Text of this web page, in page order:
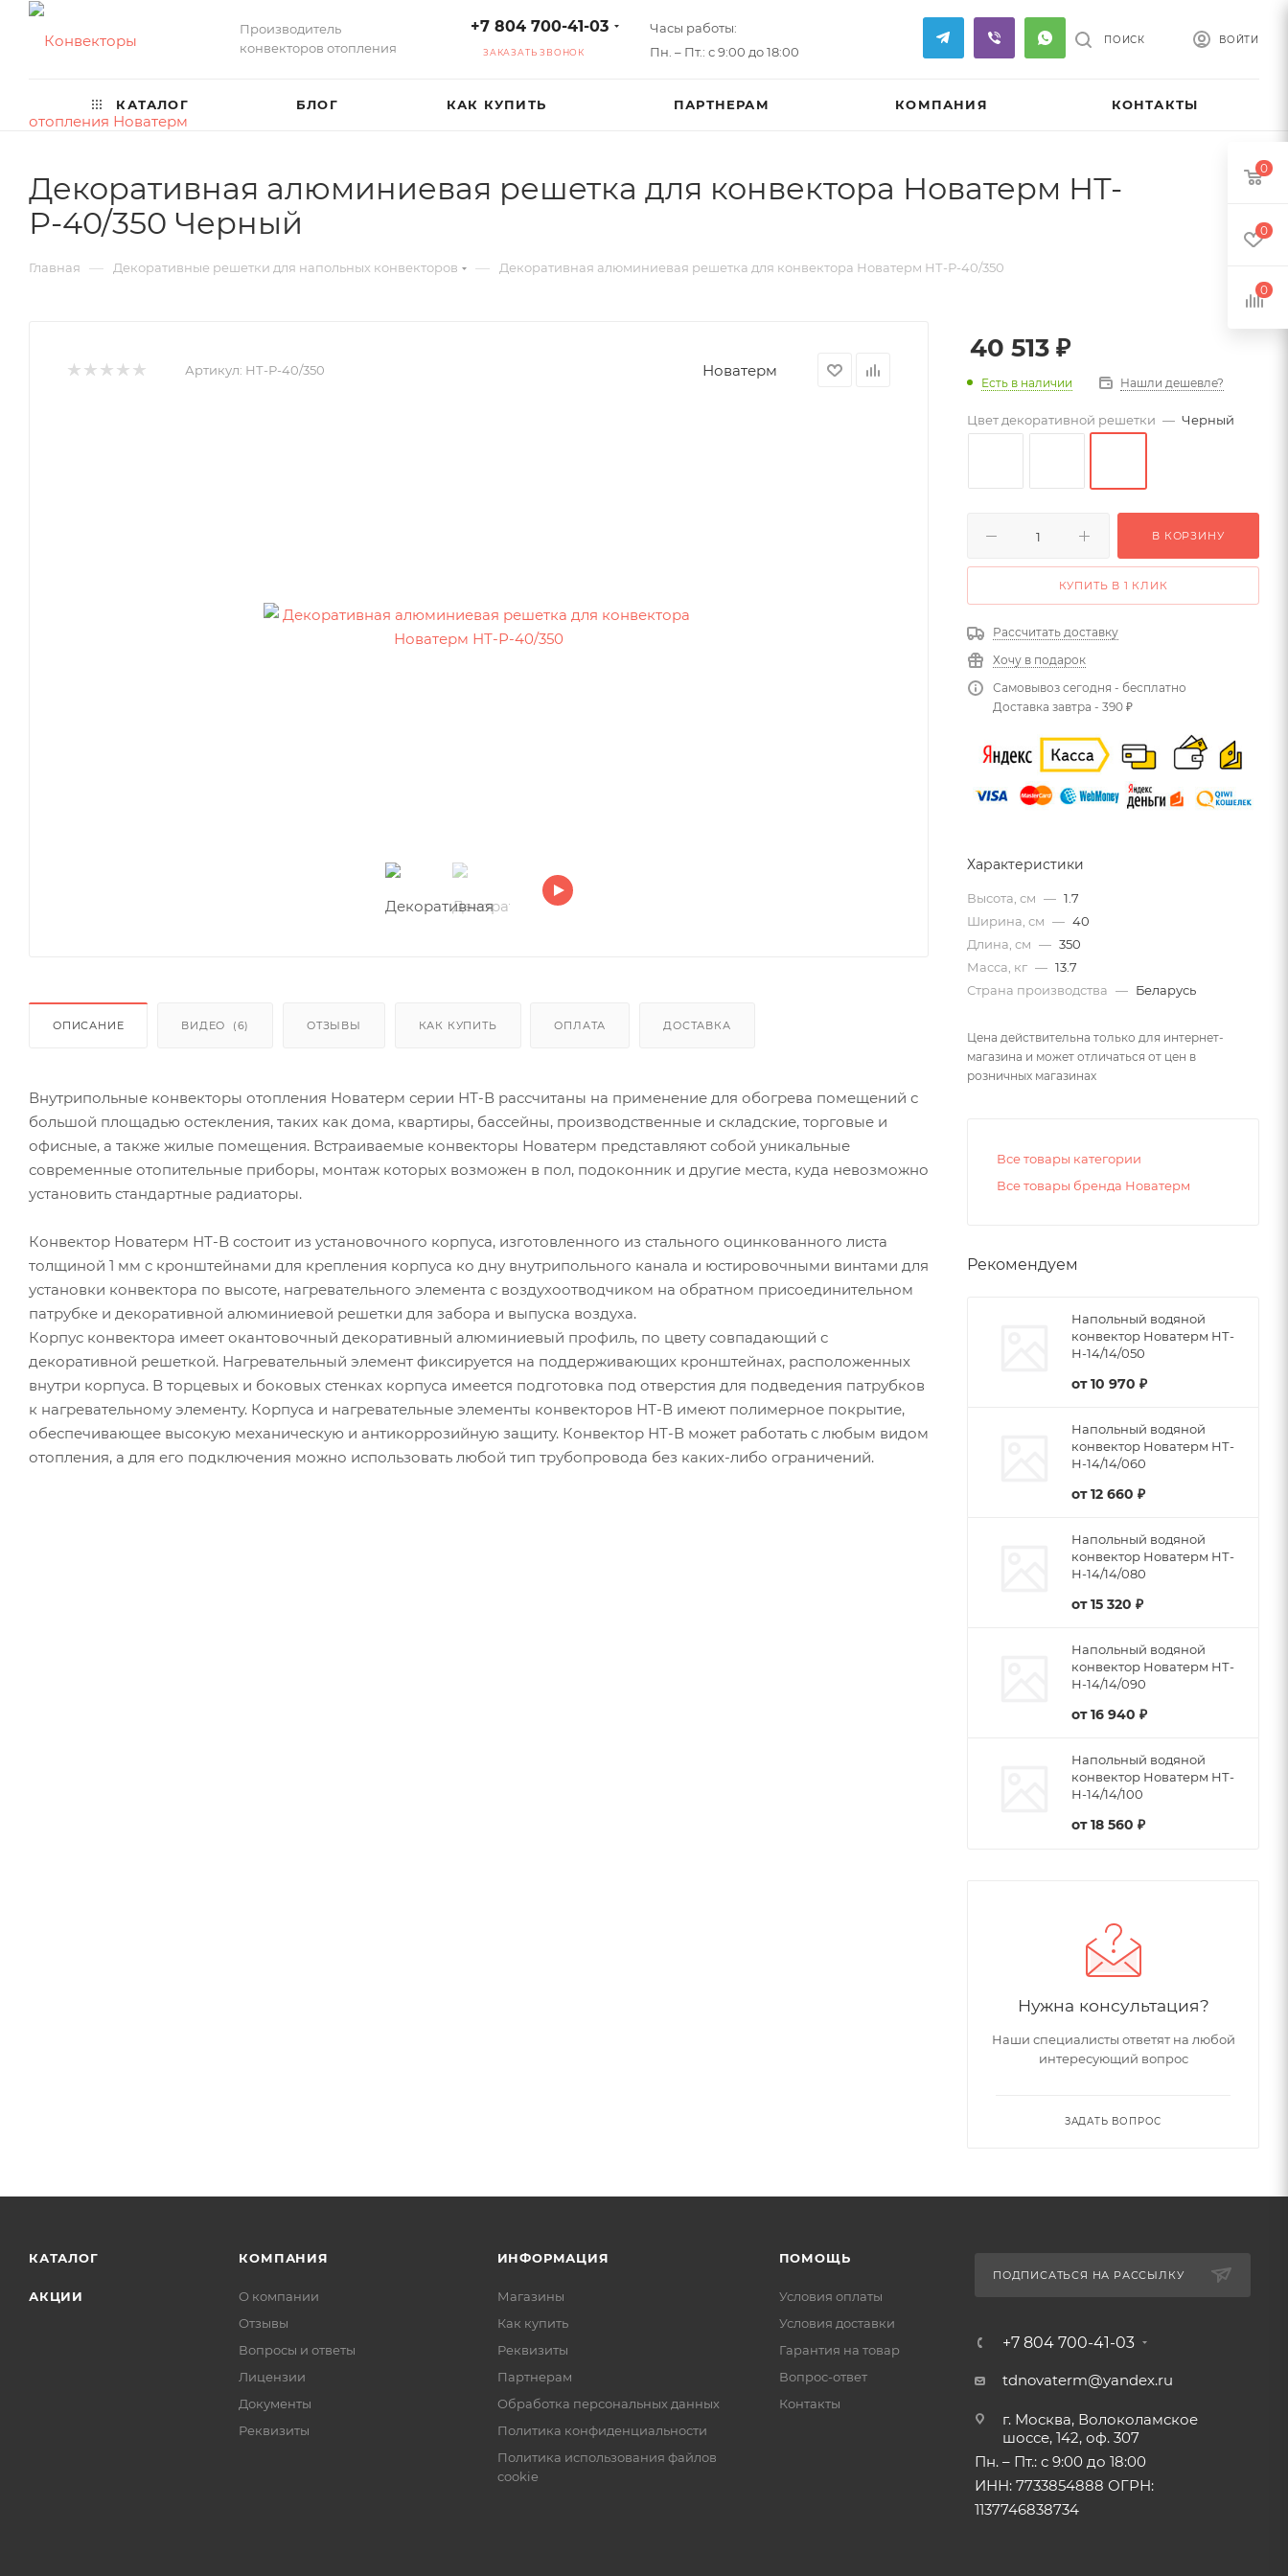
Производитель
конвекторов отопления
+7 804 700-41-03
ЗАКАЗАТЬ ЗВОНОК
Часы работы:
Пн. – Пт.: с 9:00 до 18:00
ВОЙТИ
ПОИСК
КАТАЛОГ БЛОГ КАК КУПИТЬ ПАРТНЕРАМ КОМПАНИЯ КОНТАКТЫ
Декоративная алюминиевая решетка для конвектора Новатерм НТ-
Р-40/350 Черный
Главная — Декоративные решетки для напольных конвекторов — Декоративная алюминиевая решетка для конвектора Новатерм НТ-Р-40/350
Артикул: НТ-Р-40/350 Новатерм
ОПИСАНИЕ ВИДЕО (6) ОТЗЫВЫ КАК КУПИТЬ ОПЛАТА ДОСТАВКА
Внутрипольные конвекторы отопления Новатерм серии НТ-В рассчитаны на применение для обогрева помещений с
большой площадью остекления, таких как дома, квартиры, бассейны, производственные и складские, торговые и
офисные, а также жилые помещения. Встраиваемые конвекторы Новатерм представляют собой уникальные
современные отопительные приборы, монтаж которых возможен в пол, подоконник и другие места, куда невозможно
установить стандартные радиаторы.
Конвектор Новатерм НТ-В состоит из установочного корпуса, изготовленного из стального оцинкованного листа
толщиной 1 мм с кронштейнами для крепления корпуса ко дну внутрипольного канала и юстировочными винтами для
установки конвектора по высоте, нагревательного элемента с воздухоотводчиком на обратном присоединительном
патрубке и декоративной алюминиевой решетки для забора и выпуска воздуха.
Корпус конвектора имеет окантовочный декоративный алюминиевый профиль, по цвету совпадающий с
декоративной решеткой. Нагревательный элемент фиксируется на поддерживающих кронштейнах, расположенных
внутри корпуса. В торцевых и боковых стенках корпуса имеется подготовка под отверстия для подведения патрубков
к нагревательному элементу. Корпуса и нагревательные элементы конвекторов НТ-В имеют полимерное покрытие,
обеспечивающее высокую механическую и антикоррозийную защиту. Конвектор НТ-В может работать с любым видом
отопления, а для его подключения можно использовать любой тип трубопровода без каких-либо ограничений.
40 513 ₽
Есть в наличии Нашли дешевле?
Цвет декоративной решетки — Черный
В КОРЗИНУ
КУПИТЬ В 1 КЛИК
Рассчитать доставку
Хочу в подарок
Самовывоз сегодня - бесплатно
Доставка завтра - 390 ₽
Характеристики
Высота, см — 1.7
Ширина, см — 40
Длина, см — 350
Масса, кг — 13.7
Страна производства — Беларусь
Цена действительна только для интернет-
магазина и может отличаться от цен в
розничных магазинах
Все товары категории
Все товары бренда Новатерм
Рекомендуем
Напольный водяной
конвектор Новатерм НТ-
Н-14/14/050
от10 970 ₽
Напольный водяной
конвектор Новатерм НТ-
Н-14/14/060
от12 660 ₽
Напольный водяной
конвектор Новатерм НТ-
Н-14/14/080
от15 320 ₽
Напольный водяной
конвектор Новатерм НТ-
Н-14/14/090
от16 940 ₽
Напольный водяной
конвектор Новатерм НТ-
Н-14/14/100
от18 560 ₽
Нужна консультация?
Наши специалисты ответят на любой
интересующий вопрос
ЗАДАТЬ ВОПРОС
КАТАЛОГ
АКЦИИ
КОМПАНИЯ
О компании
Отзывы
Вопросы и ответы
Лицензии
Документы
Реквизиты
ИНФОРМАЦИЯ
Магазины
Как купить
Реквизиты
Партнерам
Обработка персональных данных
Политика конфиденциальности
Политика использования файлов
cookie
ПОМОЩЬ
Условия оплаты
Условия доставки
Гарантия на товар
Вопрос-ответ
Контакты
ПОДПИСАТЬСЯ НА РАССЫЛКУ
+7 804 700-41-03
tdnovaterm@yandex.ru
г. Москва, Волоколамское
шоссе, 142, оф. 307
Пн. – Пт.: с 9:00 до 18:00
ИНН: 7733854888 ОГРН:
1137746838734
0
0
0